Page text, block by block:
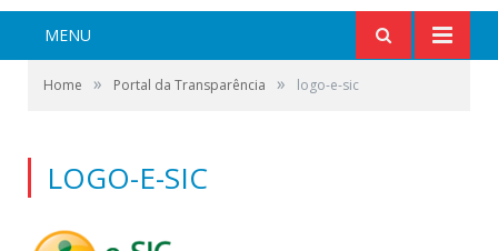
MENU
Home » Portal da Transparência » logo-e-sic
LOGO-E-SIC